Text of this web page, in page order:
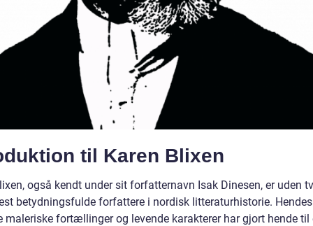
til Karen Blixen
også kendt under sit forfatternavn Isak Dinesen, er uden
betydningsfulde forfattere i nordisk litteraturhistorie.
maleriske fortællinger og levende karakterer har gjort hende til